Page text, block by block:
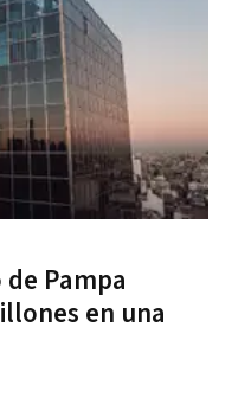
Pampa
en una